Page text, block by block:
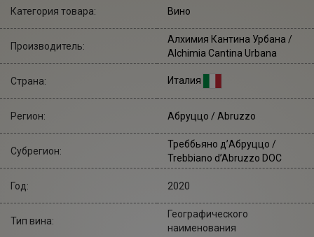
Категория товара: Вино
Производитель:
Алхимия Кантина Урбана /
Alchimia Cantina Urbana
Страна: Италия
Регион: Абруццо / Abruzzo
Субрегион:
Треббьяно д’Абруццо /
Trebbiano d’Abruzzo DOC
Год: 2020
Тип вина:
Географического
наименования